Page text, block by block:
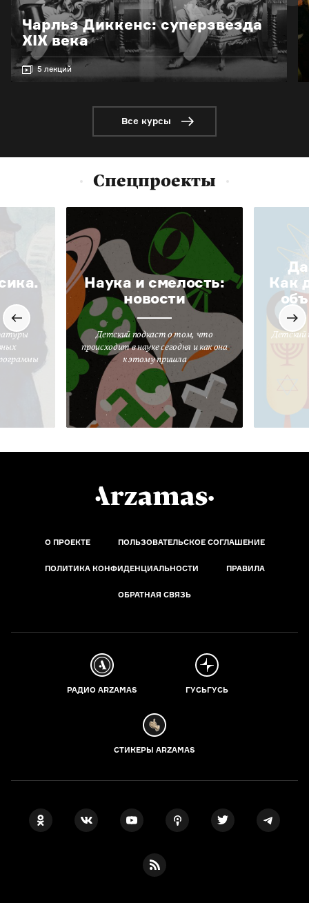
Чарльз Диккенс: суперзвезда
XIX века
5 лекций
Все курсы
Спецпроекты
Наука и смелость:
новости
Детский подкаст о том, что
происходит в науке сегодня и как она
к этому пришла
Да
Как
Детский
О ПРОЕКТЕ ПОЛЬЗОВАТЕЛЬСКОЕ СОГЛАШЕНИЕ
ПОЛИТИКА КОНФИДЕНЦИАЛЬНОСТИ ПРАВИЛА
ОБРАТНАЯ СВЯЗЬ
РАДИО ARZAMAS ГУСЬГУСЬ
СТИКЕРЫ ARZAMAS